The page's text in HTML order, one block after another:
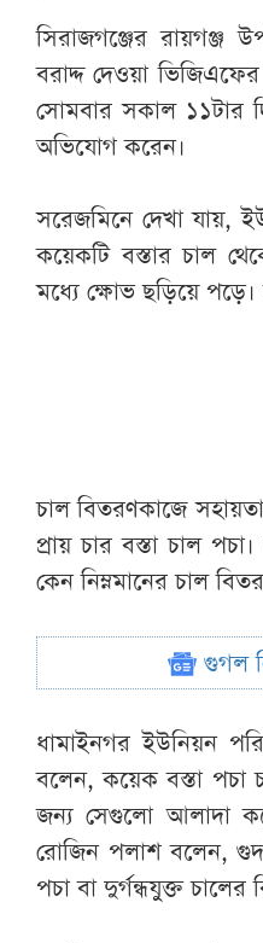
সিরাজগঞ্জের রায়গঞ্জ
বরাদ্দ দেওয়া
সোমবার সকাল ১১টার
অভিযোগ করেন।
সরেজমিনে দেখা যায়,
কয়েকটি বস্তার চাল
মধ্যে ক্ষোভ ছড়িয়ে
চাল বিতরণকাজে
প্রায় চার বস্তা চাল
কেন নিম্নমানের চাল
গুগল
ধামাইনগর ইউনিয়ন
বলেন, কয়েক বস্তা পচা
জন্য সেগুলো আলাদা
রোজিন পলাশ বলেন,
পচা বা দুর্গন্ধযুক্ত